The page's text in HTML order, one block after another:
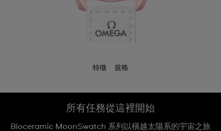
特徵 規格
所有任務從這裡開始
Bioceramic MoonSwatch 系列以橫越太陽系的宇宙之旅